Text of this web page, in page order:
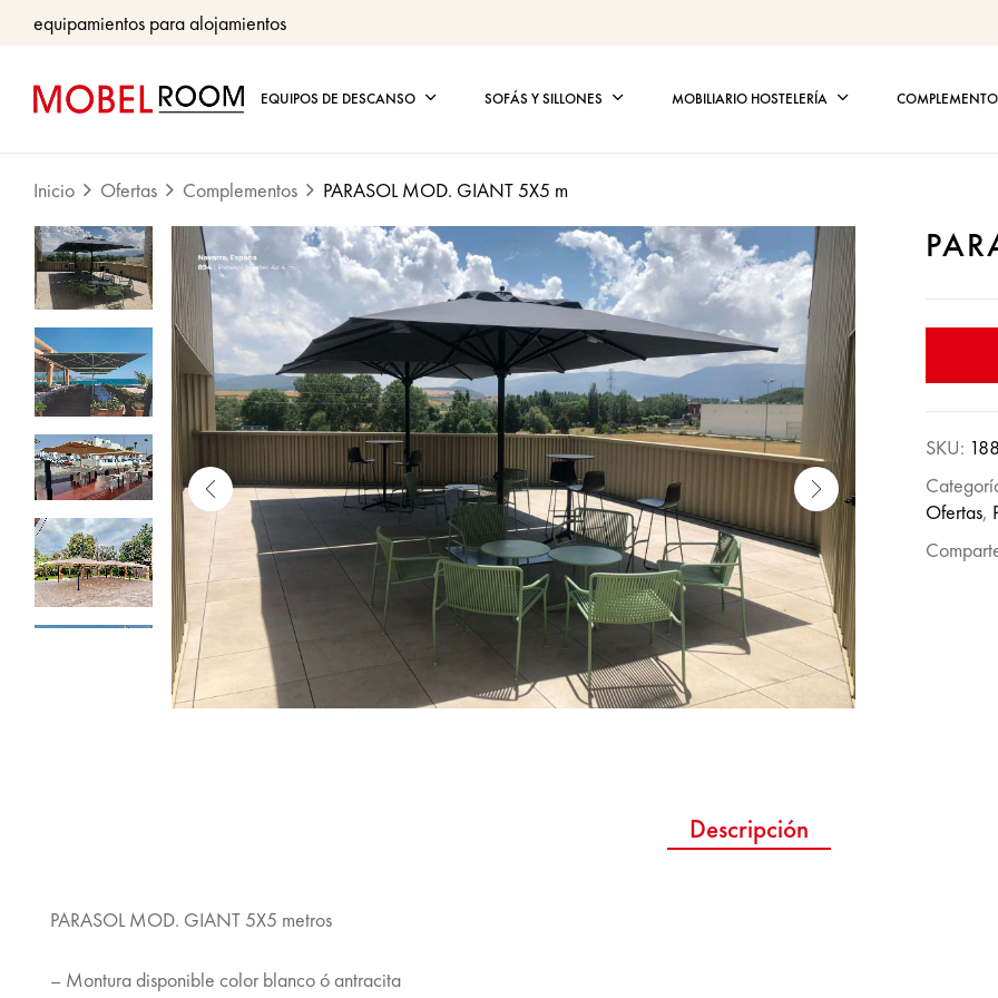
equipamientos para alojamientos
EQUIPOS DE DESCANSO SOFÁS Y SILLONES MOBILIARIO HOSTELERÍA
Inicio Ofertas Complementos PARASOL MOD. GIANT 5X5 m
SKU:
Ofertas,
Descripción
PARASOL MOD. GIANT 5X5 metros
– Montura disponible color blanco ó antracita